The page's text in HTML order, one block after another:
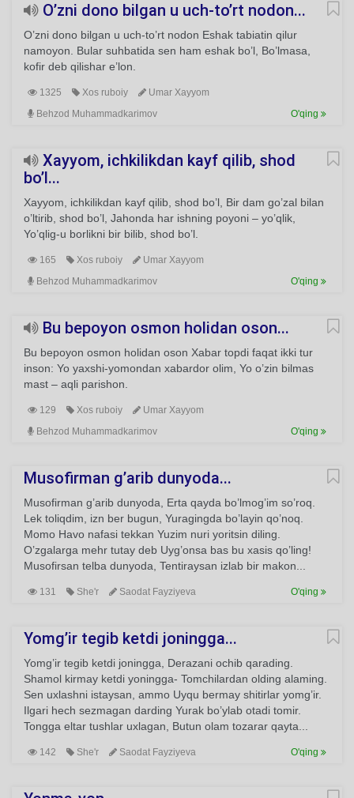
O’zni dono bilgan u uch-to’rt nodon...
O’zni dono bilgan u uch-to’rt nodon Eshak tabiatin qilur
namoyon. Bular suhbatida sen ham eshak bo’l, Bo’lmasa,
kofir deb qilishar e’lon.
1325 Xos ruboiy
Umar Xayyom
Behzod Muhammadkarimov
O'qing
Xayyom, ichkilikdan kayf qilib, shod
bo’l...
Xayyom, ichkilikdan kayf qilib, shod bo’l, Bir dam go’zal bilan
o’ltirib, shod bo’l, Jahonda har ishning poyoni – yo’qlik,
Yo’qlig-u borlikni bir bilib, shod bo’l.
165 Xos ruboiy
Umar Xayyom
Behzod Muhammadkarimov
O'qing
Bu bepoyon osmon holidan oson...
Bu bepoyon osmon holidan oson Xabar topdi faqat ikki tur
inson: Yo yaxshi-yomondan xabardor olim, Yo o’zin bilmas
mast – aqli parishon.
129 Xos ruboiy
Umar Xayyom
Behzod Muhammadkarimov
O'qing
Musofirman g’arib dunyoda...
Musofirman g’arib dunyoda, Erta qayda bo’lmog’im so’roq.
Lek toliqdim, izn ber bugun, Yuragingda bo’layin qo’noq.
Momo Havo nafasi tekkan Yuzim nuri yoritsin diling.
O’zgalarga mehr tutay deb Uyg’onsa bas bu xasis qo’ling!
Musofirsan telba dunyoda, Tentiraysan izlab bir makon...
131 She'r Saodat Fayziyeva O'qing
Yomg’ir tegib ketdi joningga...
Yomg’ir tegib ketdi joningga, Derazani ochib qarading.
Shamol kirmay ketdi yoningga- Tomchilardan olding alaming.
Sen uxlashni istaysan, ammo Uyqu bermay shitirlar yomg’ir.
Ilgari hech sezmagan darding Yurak bo’ylab otadi tomir.
Tongga eltar tushlar uxlagan, Butun olam tozarar qayta...
142 She'r Saodat Fayziyeva O'qing